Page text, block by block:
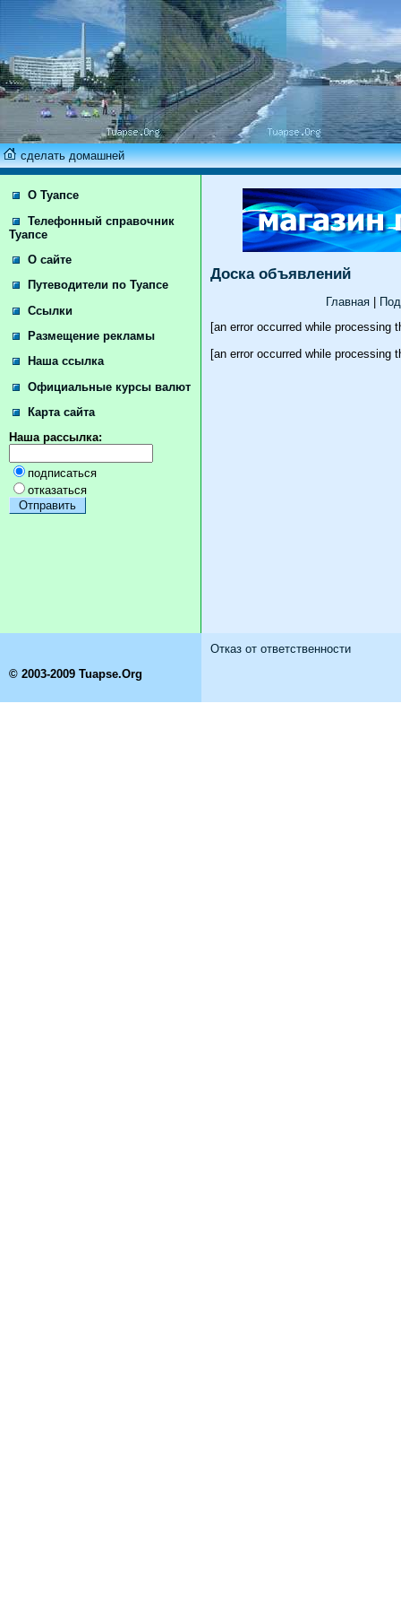
сделать домашней
О Туапсе
Телефонный справочник
Туапсе
О сайте
Путеводители по Туапсе
Ссылки
Размещение рекламы
Наша ссылка
Официальные курсы валют
Карта сайта
Наша рассылка:
подписаться
отказаться
Доска объявлений
Главная
[an error occurred while processing
[an error occurred while processing
© 2003-2009 Tuapse.Org
Отказ от ответственности